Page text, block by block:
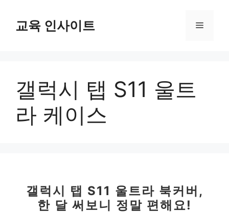
교육 인사이트 메
갤럭시 탭 S11 울트
라 케이스
갤럭시 탭 S11 울트라 북커버,
한 달 써보니 정말 편해요!